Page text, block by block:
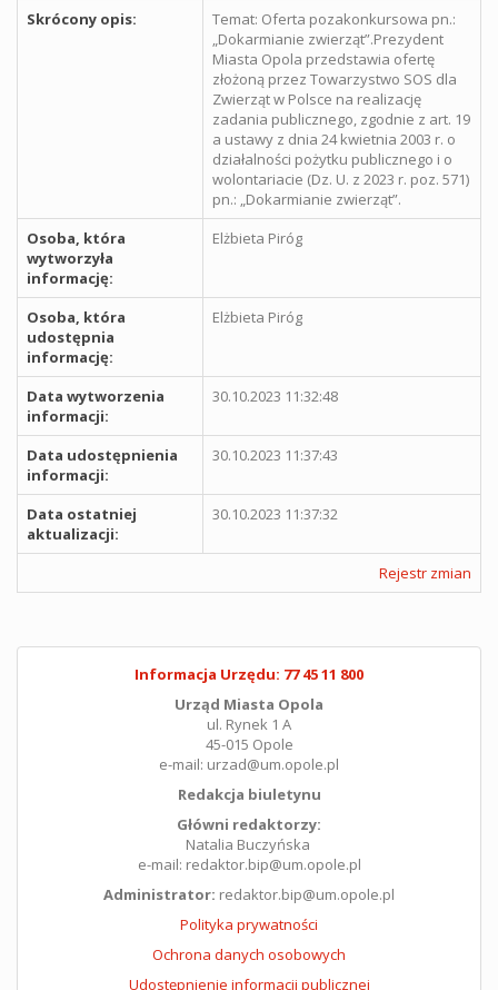
Skrócony opis:
Temat: Oferta pozakonkursowa pn.:
„Dokarmianie zwierząt”.Prezydent
Miasta Opola przedstawia ofertę
złożoną przez Towarzystwo SOS dla
Zwierząt w Polsce na realizację
zadania publicznego, zgodnie z art. 19
a ustawy z dnia 24 kwietnia 2003 r. o
działalności pożytku publicznego i o
wolontariacie (Dz. U. z 2023 r. poz. 571)
pn.: „Dokarmianie zwierząt”.
Osoba, która
wytworzyła
informację:
Elżbieta Piróg
Osoba, która
udostępnia
informację:
Elżbieta Piróg
Data wytworzenia
informacji:
30.10.2023 11:32:48
Data udostępnienia
informacji:
30.10.2023 11:37:43
Data ostatniej
aktualizacji:
30.10.2023 11:37:32
Rejestr zmian
Informacja Urzędu: 77 45 11 800
Urząd Miasta Opola
ul. Rynek 1 A
45-015 Opole
e-mail: urzad@um.opole.pl
Redakcja biuletynu
Główni redaktorzy:
Natalia Buczyńska
e-mail: redaktor.bip@um.opole.pl
Administrator: redaktor.bip@um.opole.pl
Polityka prywatności
Ochrona danych osobowych
Udostępnienie informacji publicznej